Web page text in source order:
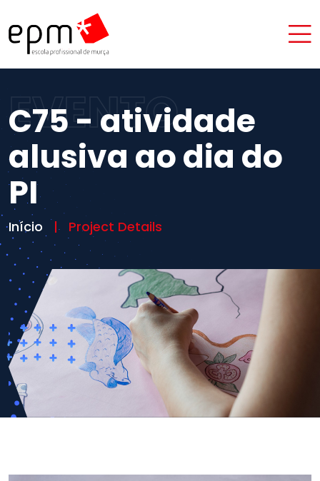
EVENTO
C75 - atividade
alusiva ao dia do
PI
Início Project Details